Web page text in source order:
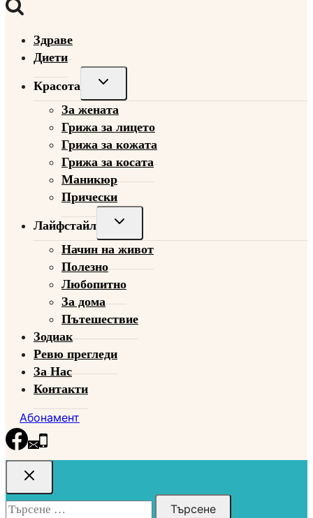
Здраве
Диети
Красота
Toggle
menu
За жената
Грижа за лицето
Грижа за кожата
Грижа за косата
Маникюр
Прически
Лайфстайл
Toggle
menu
Начин на живот
Полезно
Любопитно
За дома
Пътешествие
Зодиак
Ревю прегледи
За Нас
Контакти
Абонамент
Търсене